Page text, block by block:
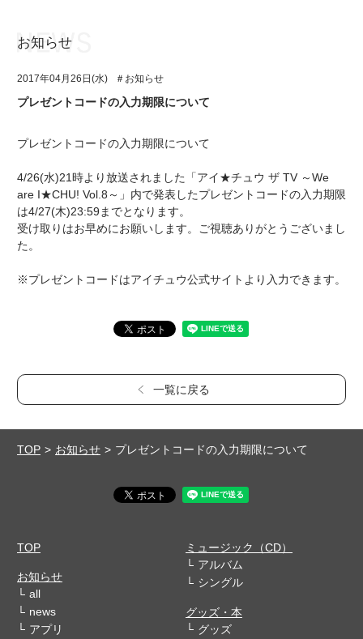
イベント・キャンペーン
ミュージック
グッズ・本
ギャラリー
アプリゲーム
イベント・キャンペーン
ミュージック
グッズ・本
お知らせ
2017年04月26日(水) ＃お知らせ
プレゼントコードの入力期限について
プレゼントコードの入力期限について
4/26(水)21時より放送されました「アイ★チュウ ザ TV ～We
are I★CHU! Vol.8～」内で発表したプレゼントコードの入力期限
は4/27(木)23:59までとなります。
受け取りはお早めにお願いします。ご視聴ありがとうございまし
た。
※プレゼントコードはアイチュウ公式サイトより入力できます。
一覧に戻る
TOP お知らせ プレゼントコードの入力期限について
TOP
お知らせ
all
news
アプリ
ミュージック（CD）
アルバム
シングル
グッズ・本
グッズ